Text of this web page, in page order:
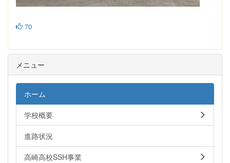
70
メニュー
ホーム
学校概要
進路状況
高崎高校SSH事業